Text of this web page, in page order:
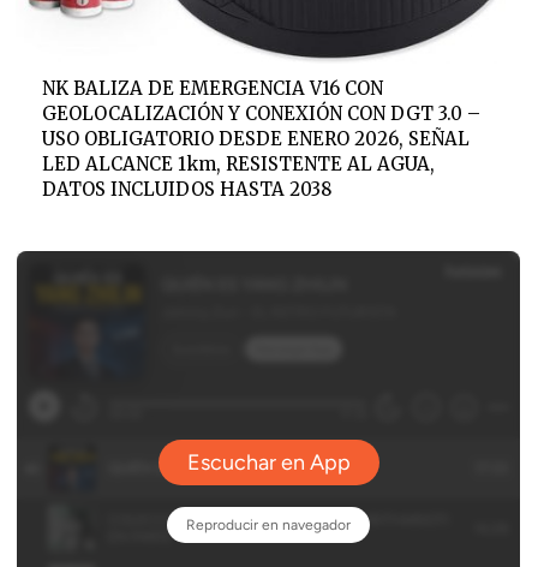
NK BALIZA DE EMERGENCIA V16 CON
GEOLOCALIZACIÓN Y CONEXIÓN CON DGT 3.0 –
USO OBLIGATORIO DESDE ENERO 2026, SEÑAL
LED ALCANCE 1km, RESISTENTE AL AGUA,
DATOS INCLUIDOS HASTA 2038